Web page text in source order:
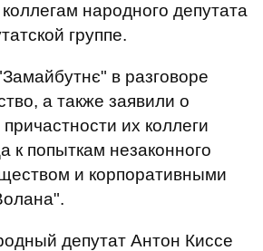
народного депутата
группе.
в разговоре
а также заявили о
их коллеги
к попыткам незаконного
и корпоративными
депутат Антон Киссе